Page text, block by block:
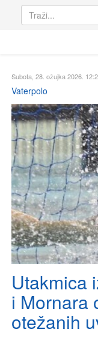
Subota, 28. ožujka 2026.
Vaterpolo
Utakmica
i Mornara
otežanih